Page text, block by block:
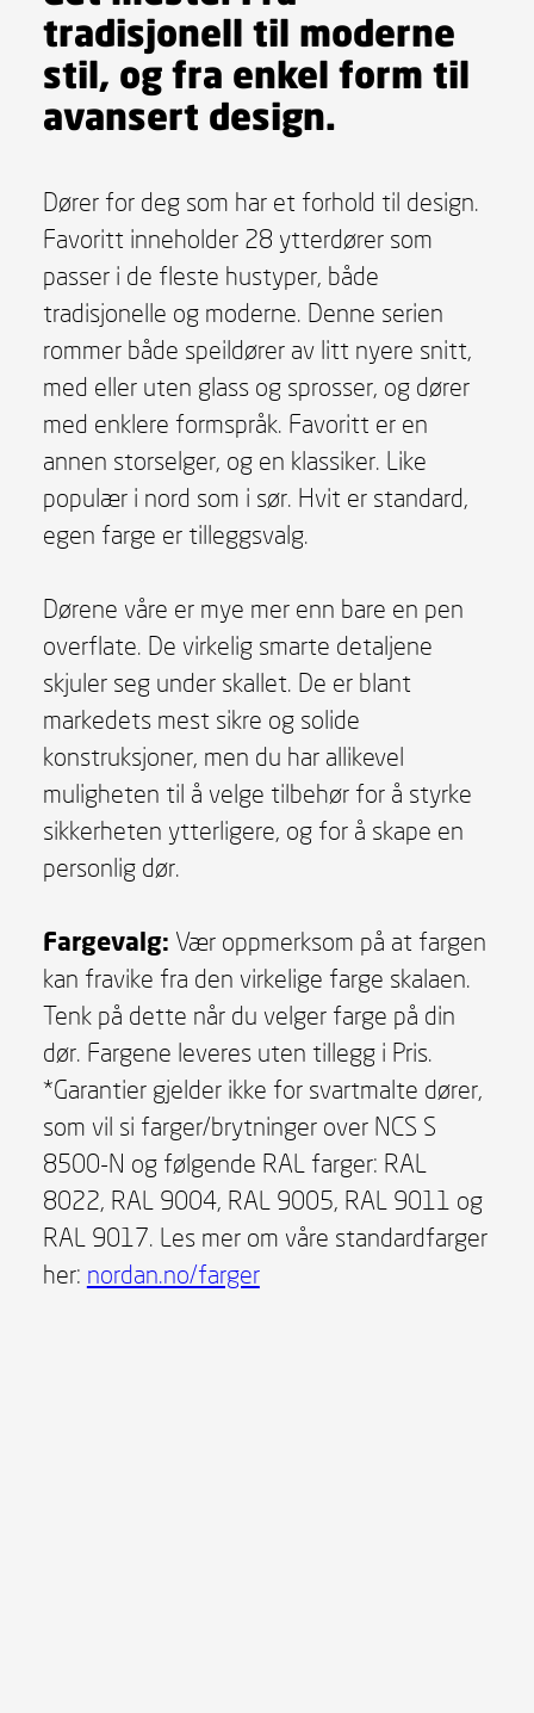
tradisjonell til moderne
stil, og fra enkel form til
avansert design.
Dører for deg som har et forhold til design.
Favoritt inneholder 28 ytterdører som
passer i de fleste hustyper, både
tradisjonelle og moderne. Denne serien
rommer både speildører av litt nyere snitt,
med eller uten glass og sprosser, og dører
med enklere formspråk. Favoritt er en
annen storselger, og en klassiker. Like
populær i nord som i sør. Hvit er standard,
egen farge er tilleggsvalg.
Dørene våre er mye mer enn bare en pen
overflate. De virkelig smarte detaljene
skjuler seg under skallet. De er blant
markedets mest sikre og solide
konstruksjoner, men du har allikevel
muligheten til å velge tilbehør for å styrke
sikkerheten ytterligere, og for å skape en
personlig dør.
Fargevalg: Vær oppmerksom på at fargen
kan fravike fra den virkelige farge skalaen.
Tenk på dette når du velger farge på din
dør. Fargene leveres uten tillegg i Pris.
*Garantier gjelder ikke for svartmalte dører,
som vil si farger/brytninger over NCS S
8500-N og følgende RAL farger: RAL
8022, RAL 9004, RAL 9005, RAL 9011 og
RAL 9017. Les mer om våre standardfarger
her: nordan.no/farger